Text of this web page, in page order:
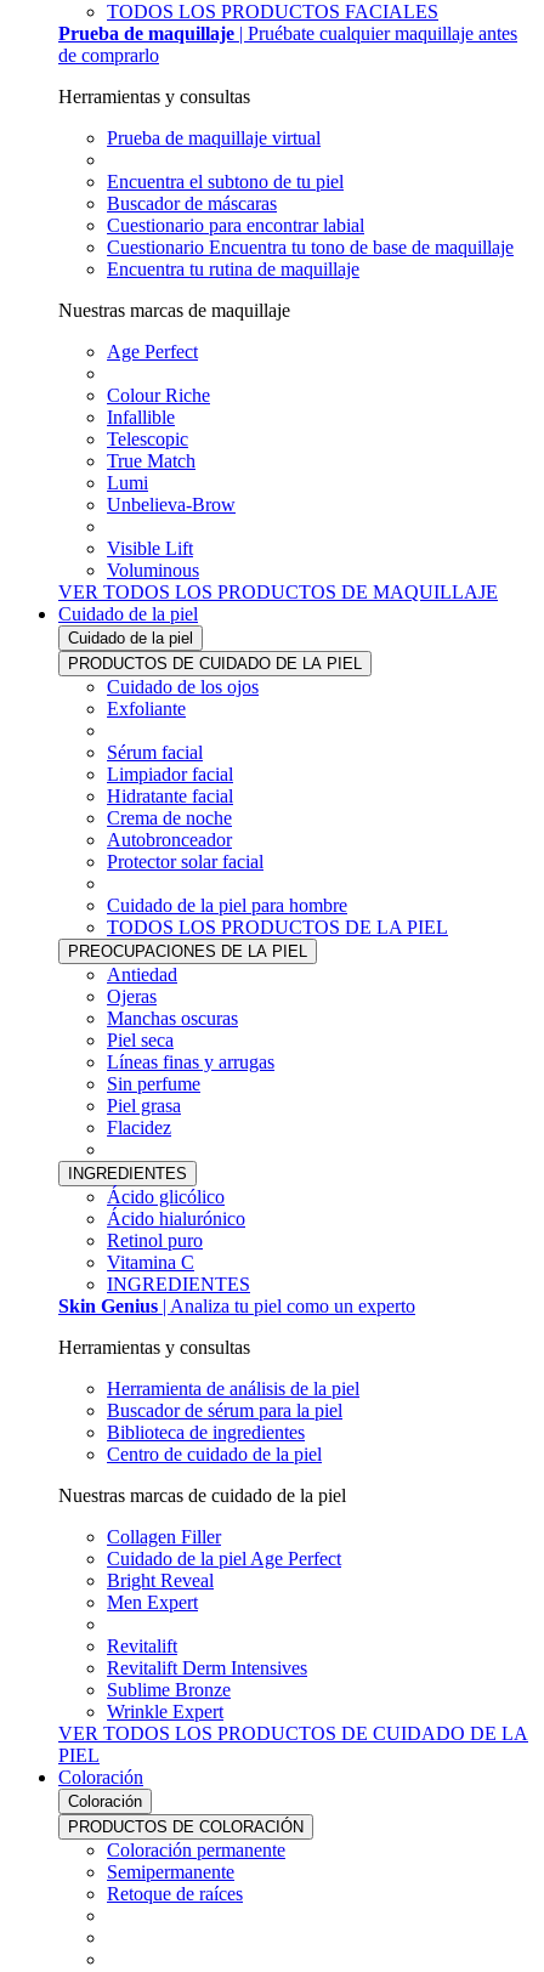
TODOS LOS PRODUCTOS FACIALES
Prueba de maquillaje | Pruébate cualquier maquillaje antes
de comprarlo
Herramientas y consultas
Prueba de maquillaje virtual
Encuentra el subtono de tu piel
Buscador de máscaras
Cuestionario para encontrar labial
Cuestionario Encuentra tu tono de base de maquillaje
Encuentra tu rutina de maquillaje
Nuestras marcas de maquillaje
Age Perfect
Colour Riche
Infallible
Telescopic
True Match
Lumi
Unbelieva-Brow
Visible Lift
Voluminous
VER TODOS LOS PRODUCTOS DE MAQUILLAJE
Cuidado de la piel
Cuidado de la piel
PRODUCTOS DE CUIDADO DE LA PIEL
Cuidado de los ojos
Exfoliante
Sérum facial
Limpiador facial
Hidratante facial
Crema de noche
Autobronceador
Protector solar facial
Cuidado de la piel para hombre
TODOS LOS PRODUCTOS DE LA PIEL
PREOCUPACIONES DE LA PIEL
Antiedad
Ojeras
Manchas oscuras
Piel seca
Líneas finas y arrugas
Sin perfume
Piel grasa
Flacidez
INGREDIENTES
Ácido glicólico
Ácido hialurónico
Retinol puro
Vitamina C
INGREDIENTES
Skin Genius | Analiza tu piel como un experto
Herramientas y consultas
Herramienta de análisis de la piel
Buscador de sérum para la piel
Biblioteca de ingredientes
Centro de cuidado de la piel
Nuestras marcas de cuidado de la piel
Collagen Filler
Cuidado de la piel Age Perfect
Bright Reveal
Men Expert
Revitalift
Revitalift Derm Intensives
Sublime Bronze
Wrinkle Expert
VER TODOS LOS PRODUCTOS DE CUIDADO DE LA
PIEL
Coloración
Coloración
PRODUCTOS DE COLORACIÓN
Coloración permanente
Semipermanente
Retoque de raíces